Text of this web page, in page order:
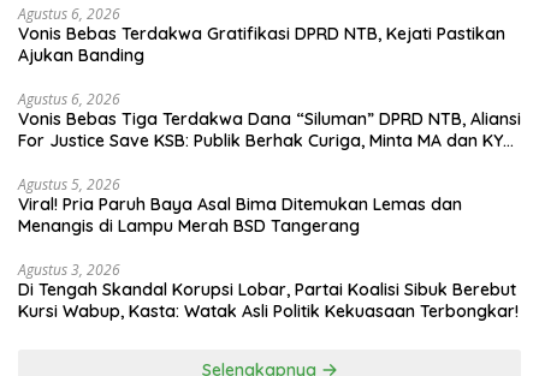
Agustus 6, 2026
Vonis Bebas Terdakwa Gratifikasi DPRD NTB, Kejati Pastikan
Ajukan Banding
Agustus 6, 2026
Vonis Bebas Tiga Terdakwa Dana “Siluman” DPRD NTB, Aliansi
For Justice Save KSB: Publik Berhak Curiga, Minta MA dan KY
Agustus 5, 2026
Viral! Pria Paruh Baya Asal Bima Ditemukan Lemas dan
Menangis di Lampu Merah BSD Tangerang
Agustus 3, 2026
Di Tengah Skandal Korupsi Lobar, Partai Koalisi Sibuk Berebut
Kursi Wabup, Kasta: Watak Asli Politik Kekuasaan Terbongkar!
Selengkapnya